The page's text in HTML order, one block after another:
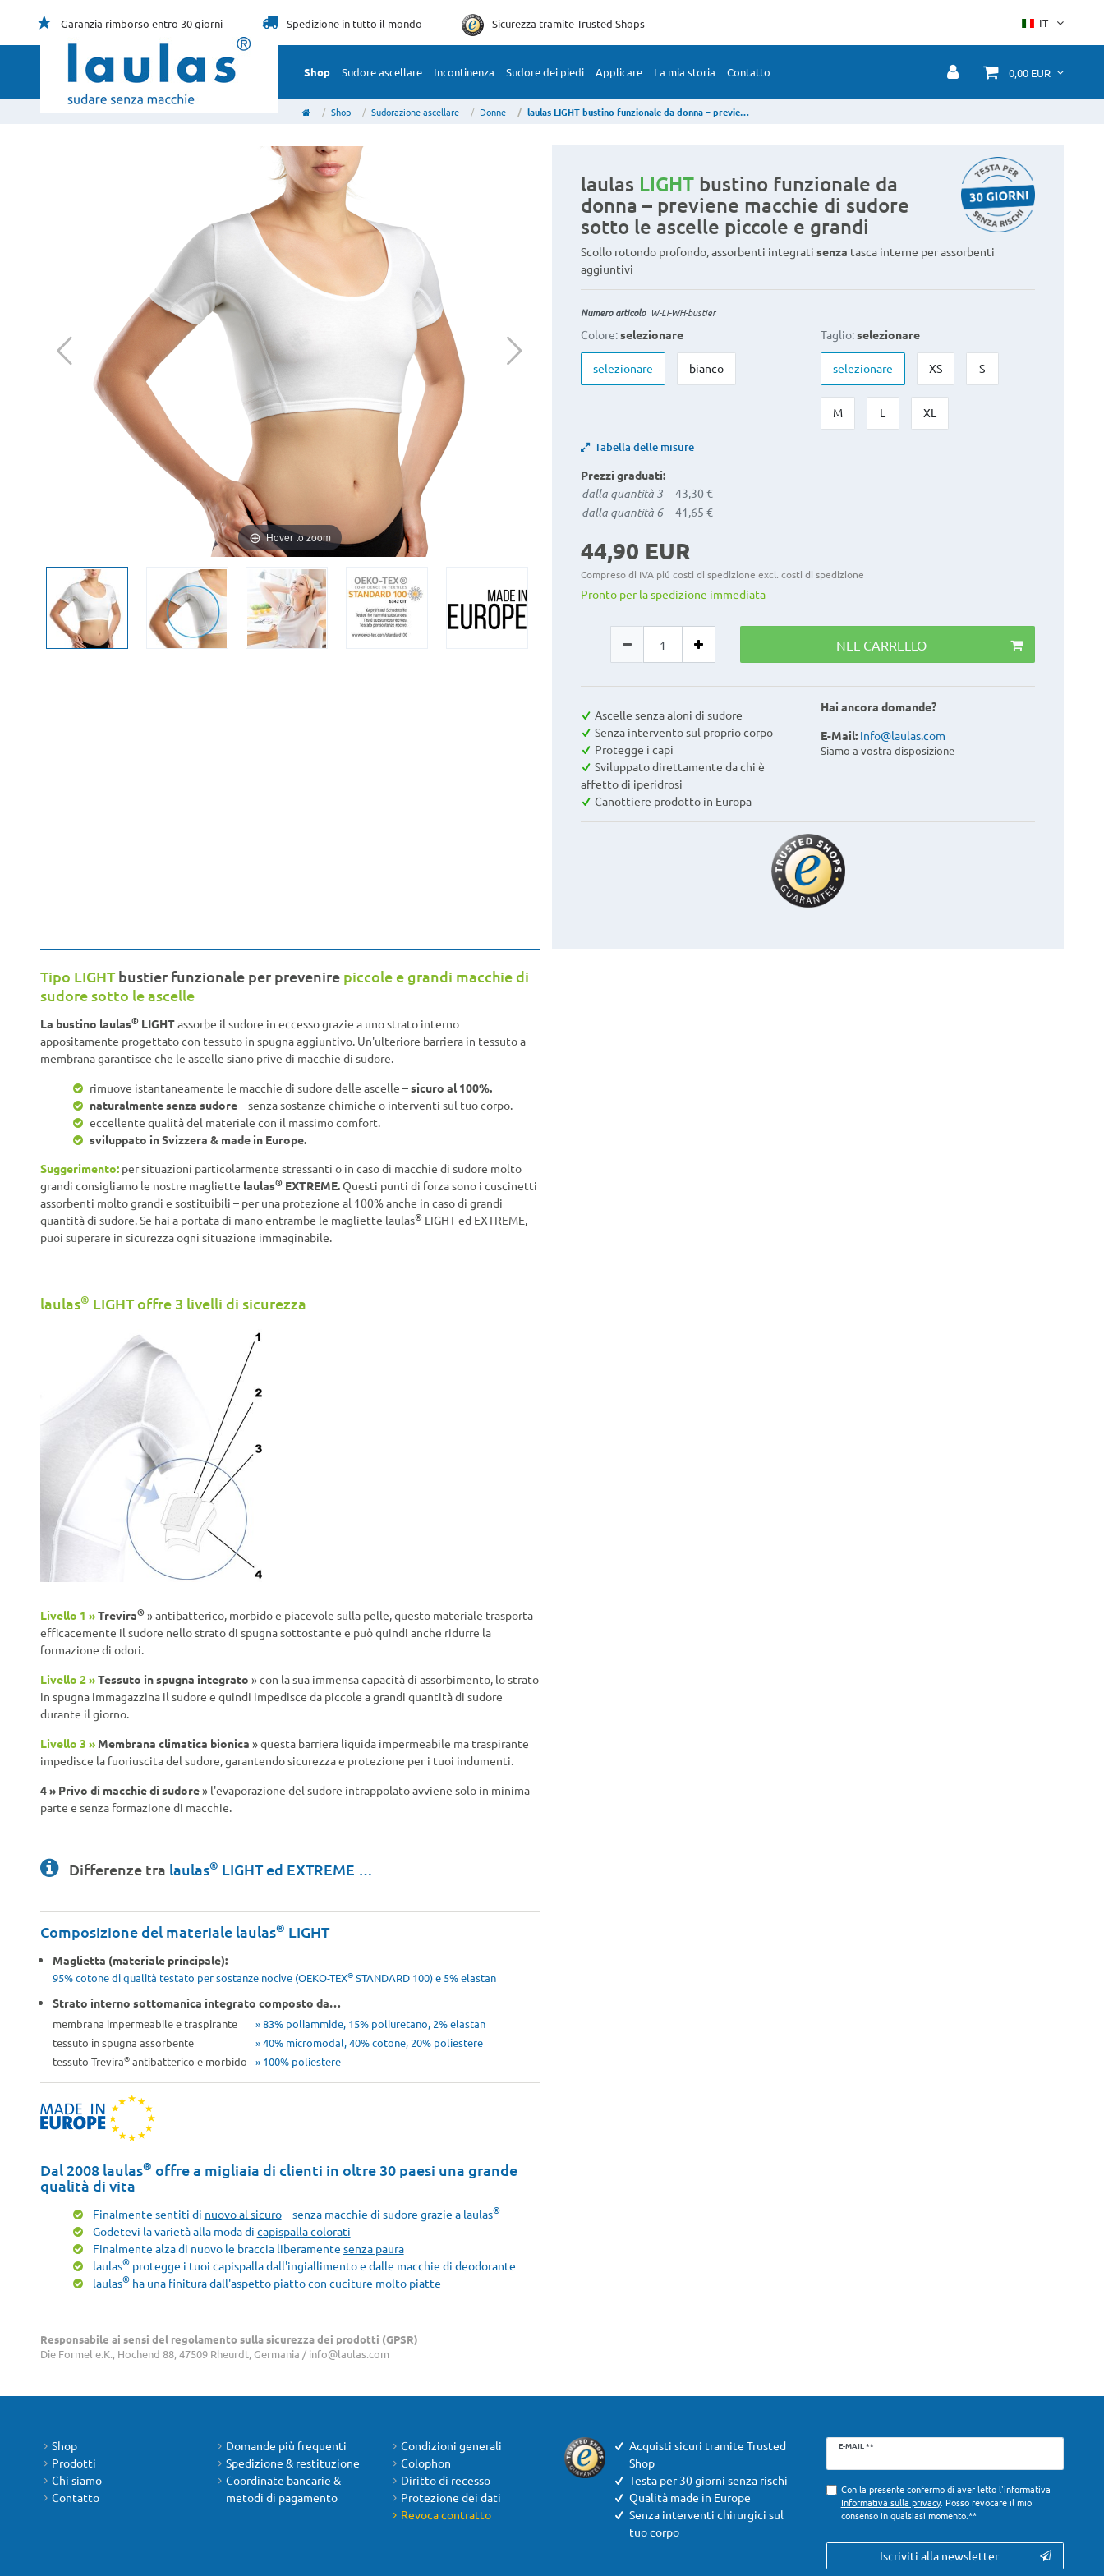
Garanzia rimborso entro 30 giorni Spedizione in tutto il mondo Sicurezza tramiteTrusted Shops IT
Shop Sudore ascellare Incontinenza Sudore dei piedi Applicare La mia storia Contatto 0,00 EUR
Shop Sudorazione ascellare Donne laulas LIGHT bustino funzionale da donna – previene macchie di sudore sotto le ascelle piccole e grandi
Hover to zoom
laulas LIGHTbustino funzionale da
donna – previene macchie di sudore
sotto le ascelle piccole e grandi
Scollo rotondo profondo, assorbenti integrati senza tasca interne per assorbenti
aggiuntivi
Numero articolo W-LI-WH-bustier
Colore:selezionare
selezionare bianco
Taglio:selezionare
selezionare XS S
M L XL
Tabella delle misure
Prezzi graduati:
dalla quantità 3 43,30 €
dalla quantità 6 41,65 €
44,90 EUR
Compreso di IVA piú costi di spedizione excl. costi di spedizione
Pronto per la spedizione immediata
NEL CARRELLO
Ascelle senza aloni di sudore
Senza intervento sul proprio corpo
Protegge i capi
Sviluppato direttamente da chi è
affetto di iperidrosi
Canottiere prodotto in Europa
Hai ancora domande?
E-Mail: info@laulas.com
Siamo a vostra disposizione
Tipo LIGHTbustier funzionale per prevenire piccole e grandi macchie di
sudore sotto le ascelle
La bustino laulas®LIGHTassorbe il sudore in eccesso grazie a uno strato interno
appositamente progettato con tessuto in spugna aggiuntivo. Un'ulteriore barriera in tessuto a
membrana garantisce che le ascelle siano prive di macchie di sudore.
rimuove istantaneamente le macchie di sudore delle ascelle –sicuro al 100%.
naturalmente senza sudore– senza sostanze chimiche o interventi sul tuo corpo.
eccellente qualità del materiale con il massimo comfort.
sviluppato in Svizzera & made in Europe.
Suggerimento:per situazioni particolarmente stressanti o in caso di macchie di sudore molto
grandi consigliamo le nostre magliette laulas®EXTREME.Questi punti di forza sono i cuscinetti
assorbenti molto grandi e sostituibili – per una protezione al 100% anche in caso di grandi
quantità di sudore. Se hai a portata di mano entrambe le magliette laulas®LIGHT ed EXTREME,
puoi superare in sicurezza ogni situazione immaginabile.
laulas® LIGHT offre 3 livelli di sicurezza
Livello 1 »Trevira®» antibatterico, morbido e piacevole sulla pelle, questo materiale trasporta
efficacemente il sudore nello strato di spugna sottostante e può quindi anche ridurre la
formazione di odori.
Livello 2 »Tessuto in spugna integrato » con la sua immensa capacità di assorbimento, lo strato
in spugna immagazzina il sudore e quindi impedisce da piccole a grandi quantità di sudore
durante il giorno.
Livello 3 » Membrana climatica bionica » questa barriera liquida impermeabile ma traspirante
impedisce la fuoriuscita del sudore, garantendo sicurezza e protezione per i tuoi indumenti.
4 » Privo di macchie di sudore» l'evaporazione del sudore intrappolato avviene solo in minima
parte e senza formazione di macchie.
Differenze tra laulas® LIGHT ed EXTREME …
Composizione del materiale laulas® LIGHT
Maglietta (materiale principale):
95% cotone di qualità testato per sostanze nocive (OEKO-TEX®STANDARD 100) e 5% elastan
Strato interno sottomanica integrato composto da…
membrana impermeabile e traspirante
» 83% poliammide, 15% poliuretano, 2% elastan
tessuto in spugna assorbente
» 40% micromodal, 40% cotone, 20% poliestere
tessuto Trevira®antibatterico e morbido » 100% poliestere
Dal 2008 laulas® offre a migliaia di clienti in oltre 30 paesi una grande
qualità di vita
Finalmente sentiti di nuovo al sicuro– senza macchie di sudore grazie a laulas®
Godetevi la varietà alla moda di capispalla colorati
Finalmente alza di nuovo le braccia liberamente senza paura
laulas®protegge i tuoi capispalla dall'ingiallimento e dalle macchie di deodorante
laulas®ha una finitura dall'aspetto piatto con cuciture molto piatte
Responsabile ai sensi del regolamento sulla sicurezza dei prodotti (GPSR)
Die Formel e.K., Hochend 88, 47509 Rheurdt, Germania / info@laulas.com
Shop
Prodotti
Chi siamo
Contatto
Domande più frequenti
Spedizione & restituzione
Coordinate bancarie &
metodi di pagamento
Condizioni generali
Colophon
Diritto di recesso
Protezione dei dati
Revoca contratto
Acquisti sicuri tramite Trusted
Shop
Testa per 30 giorni senza rischi
Qualità made in Europe
Senza interventi chirurgici sul
tuo corpo
E-MAIL **
Ceres::Template.newsletterHoneypotLabel
Con la presente confermo di aver letto l'informativa
Informativa sulla privacy. Posso revocare il mio
consenso in qualsiasi momento.**
Iscriviti alla newsletter